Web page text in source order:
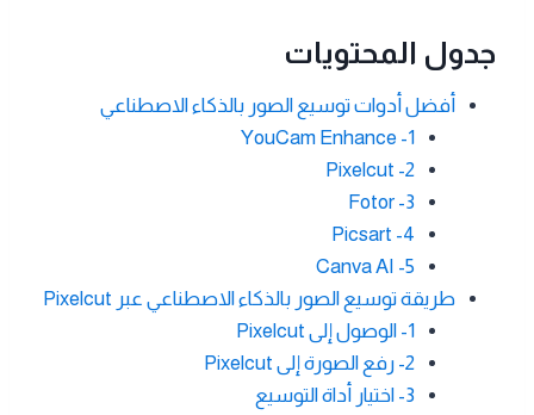
جدول المحتويات
أفضل أدوات توسيع الصور بالذكاء الاصطناعي
YouCam Enhance -1
Pixelcut -2
Fotor -3
Picsart -4
Canva AI -5
طريقة توسيع الصور بالذكاء الاصطناعي عبر Pixelcut
1- الوصول إلى Pixelcut
2- رفع الصورة إلى Pixelcut
3- اختيار أداة التوسيع